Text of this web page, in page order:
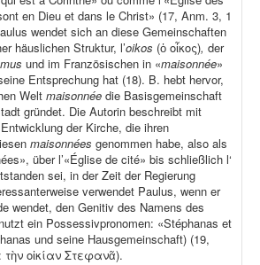
en Dieu et dans le Christ» (17, Anm. 3, 1
wendet sich an diese Gemeinschaften
häuslichen Struktur, l’oikos (ὁ οἶκος), der
und im Französischen in «maisonnée»
Entsprechung hat (18). B. hebt hervor,
Welt maisonnée die Basisgemeinschaft
gründet. Die Autorin beschreibt mit
der Kirche, die ihren
maisonnées genommen habe, also als
über l’«Église de cité» bis schließlich l‘
sei, in der Zeit der Regierung
verwendet Paulus, wenn er
wendet, den Genitiv des Namens des
ein Possessivpronomen: «Stéphanas et
und seine Hausgemeinschaft) (19,
οἰκίαν Στεφανᾶ).